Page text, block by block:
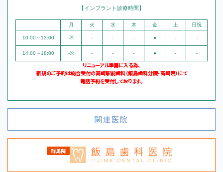
【インプラント診療時間】
月 火 水 木 金 土 日祝
10:00～13:00 -※ - - - ● - -
14:00～18:00 -※ - - - ● - -
リニューアル準備に入る為、
新規のご予約は総合受付の高崎駅前歯科（飯島歯科分院・高崎院）にて
電話予約を受付しております。
関連医院